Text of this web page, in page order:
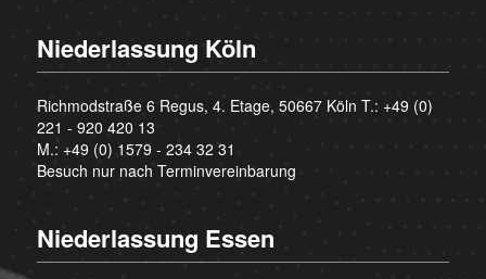
Niederlassung Köln
Richmodstraße 6 Regus, 4. Etage, 50667 Köln T.: +49 (0)
221 - 920 420 13
M.: +49 (0) 1579 - 234 32 31
Besuch nur nach Terminvereinbarung
Niederlassung Essen